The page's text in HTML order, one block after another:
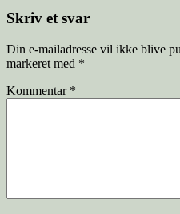
Skriv et svar
Din e-mailadresse vil ikke blive
markeret med *
Kommentar *